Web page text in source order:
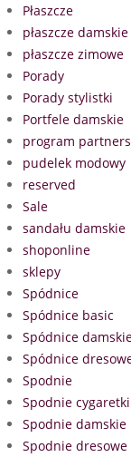
Płaszcze
płaszcze damskie
płaszcze zimowe
Porady
Porady stylistki
Portfele damskie
program
pudelek modowy
reserved
Sale
sandału damskie
shoponline
sklepy
Spódnice
Spódnice basic
Spódnice
Spódnice
Spodnie
Spodnie cygaretki
Spodnie damskie
Spodnie dresowe